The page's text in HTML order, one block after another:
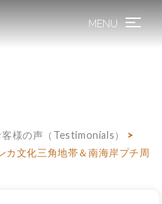
MENU Toggle
客様の声（Testimonials）
>
化三角地帯＆南海岸プチ周